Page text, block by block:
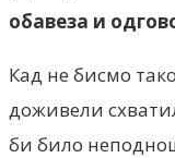
обавеза и
Кад не бисмо
доживели
би било